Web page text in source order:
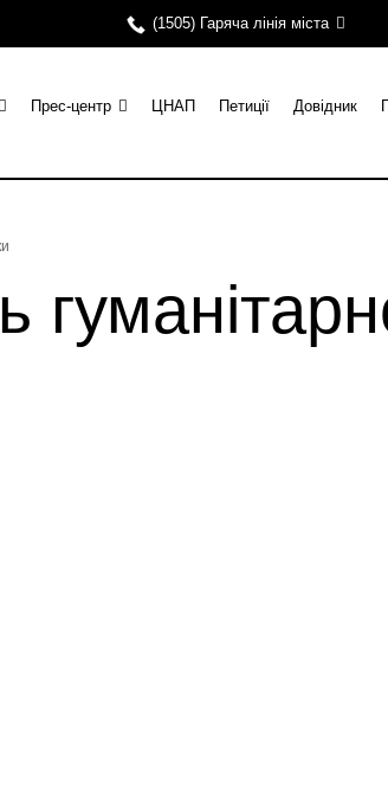
(1505) Гаряча лінія міста
Прес-центр ЦНАП Петиції Довідник